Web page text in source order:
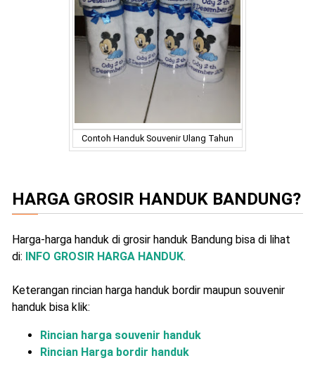
Contoh Handuk Souvenir Ulang Tahun
HARGA GROSIR HANDUK BANDUNG?
Harga-harga handuk di grosir handuk Bandung bisa di lihat
di: INFO GROSIR HARGA HANDUK.
Keterangan rincian harga handuk bordir maupun souvenir
handuk bisa klik:
Rincian harga souvenir handuk
Rincian Harga bordir handuk